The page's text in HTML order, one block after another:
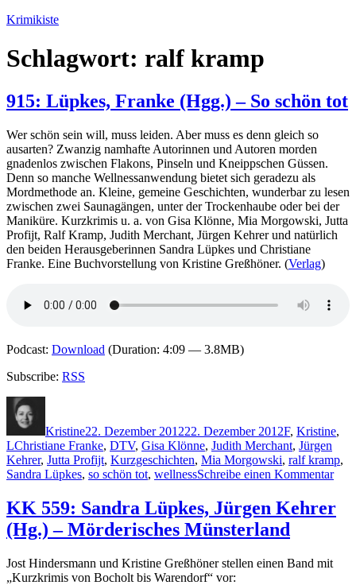
Zum
springen
Krimikiste
Schlagwort: ralf kramp
915: Lüpkes, Franke (Hgg.) – So schön tot
Wer schön sein will, muss leiden. Aber muss es denn gleich so
ausarten? Zwanzig namhafte Autorinnen und Autoren morden
gnadenlos zwischen Flakons, Pinseln und Kneippschen Güssen.
Denn so manche Wellnessanwendung bietet sich geradezu als
Mordmethode an. Kleine, gemeine Geschichten, wunderbar zu lesen
zwischen zwei Saunagängen, unter der Trockenhaube oder bei der
Maniküre. Kurzkrimis u. a. von Gisa Klönne, Mia Morgowski, Jutta
Profijt, Ralf Kramp, Judith Merchant, Jürgen Kehrer und natürlich
den beiden Herausgeberinnen Sandra Lüpkes und Christiane
Franke. Eine Buchvorstellung von Kristine Greßhöner. (Verlag)
Podcast: Download (Duration: 4:09 — 3.8MB)
Subscribe: RSS
Kristine22. Dezember 201222. Dezember 2012F, Kristine,
LSchlagwörter
Christiane Franke, DTV, Gisa Klönne, Judith Merchant, Jürgen
Kehrer, Jutta Profijt, Kurzgeschichten, Mia Morgowski, ralf kramp,
Sandra Lüpkes, so schön tot, wellnessSchreibe einen Kommentarzu
KK 559: Sandra Lüpkes, Jürgen Kehrer
(Hg.) – Mörderisches Münsterland
Jost Hindersmann und Kristine Greßhöner stellen einen Band mit
„Kurzkrimis von Bocholt bis Warendorf“ vor: